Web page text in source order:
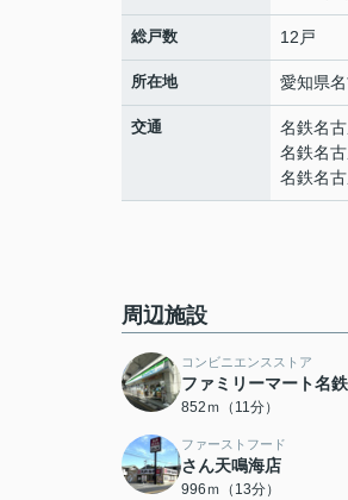
総戸数 12戸
所在地 愛知県
交通 名鉄名
名鉄名
名鉄名
周辺施設
コンビニエンスストア
ファミリーマート名
852ｍ（11分）
ファーストフード
さん天鳴海店
996ｍ（13分）